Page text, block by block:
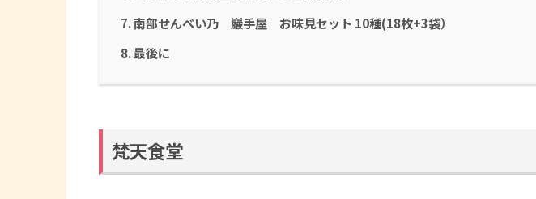
南部せんべい乃 巖手屋 お味見セット 10種(18枚+3袋）
最後に
梵天食堂